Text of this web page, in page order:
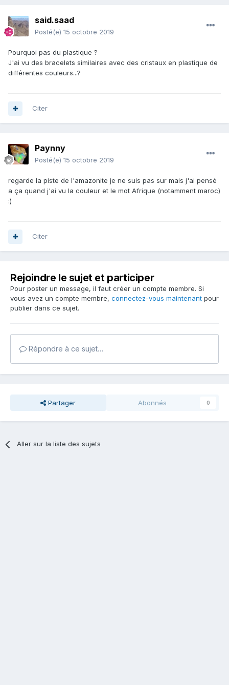
said.saad
Posté(e) 15 octobre 2019
Pourquoi pas du plastique ?
J'ai vu des bracelets similaires avec des cristaux en plastique de
différentes couleurs...?
Citer
Paynny
Posté(e) 15 octobre 2019
regarde la piste de l'amazonite je ne suis pas sur mais j'ai pensé
a ça quand j'ai vu la couleur et le mot Afrique (notamment maroc)
:)
Citer
Rejoindre le sujet et participer
Pour poster un message, il faut créer un compte membre. Si
vous avez un compte membre, connectez-vous maintenant pour
publier dans ce sujet.
Répondre à ce sujet…
Partager Abonnés 0
Aller sur la liste des sujets